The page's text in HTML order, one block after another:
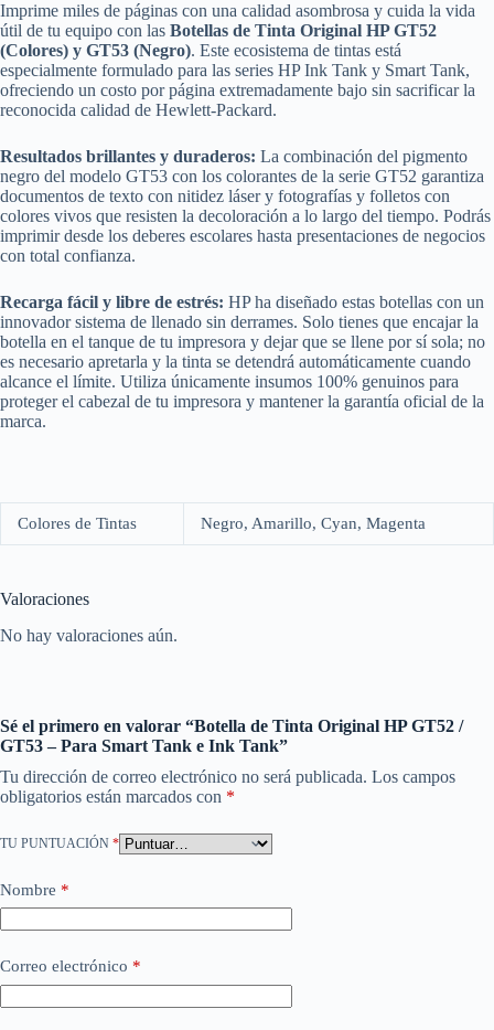
Imprime miles de páginas con una calidad asombrosa y cuida la vida
útil de tu equipo con las Botellas de Tinta Original HP GT52
(Colores) y GT53 (Negro). Este ecosistema de tintas está
especialmente formulado para las series HP Ink Tank y Smart Tank,
ofreciendo un costo por página extremadamente bajo sin sacrificar la
reconocida calidad de Hewlett-Packard.
Resultados brillantes y duraderos: La combinación del pigmento
negro del modelo GT53 con los colorantes de la serie GT52 garantiza
documentos de texto con nitidez láser y fotografías y folletos con
colores vivos que resisten la decoloración a lo largo del tiempo. Podrás
imprimir desde los deberes escolares hasta presentaciones de negocios
con total confianza.
Recarga fácil y libre de estrés: HP ha diseñado estas botellas con un
innovador sistema de llenado sin derrames. Solo tienes que encajar la
botella en el tanque de tu impresora y dejar que se llene por sí sola; no
es necesario apretarla y la tinta se detendrá automáticamente cuando
alcance el límite. Utiliza únicamente insumos 100% genuinos para
proteger el cabezal de tu impresora y mantener la garantía oficial de la
marca.
Colores de Tintas Negro, Amarillo, Cyan, Magenta
Valoraciones
No hay valoraciones aún.
Sé el primero en valorar “Botella de Tinta Original HP GT52 /
GT53 – Para Smart Tank e Ink Tank”
Tu dirección de correo electrónico no será publicada. Los campos
obligatorios están marcados con *
TU PUNTUACIÓN *
Nombre *
Correo electrónico *